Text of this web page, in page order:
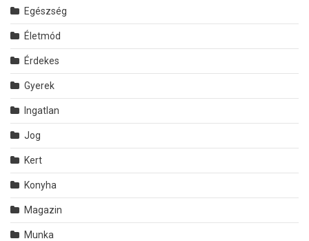
Egészség
Életmód
Érdekes
Gyerek
Ingatlan
Jog
Kert
Konyha
Magazin
Munka